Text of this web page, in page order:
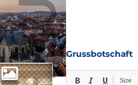
Grussbotschaft
Size